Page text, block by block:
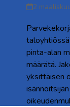
2
pinta-alan
määrätä.
yksittäisen